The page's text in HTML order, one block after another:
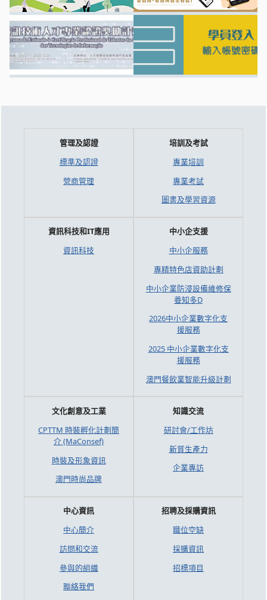
管理及認證
標準及認證
營商管理
培訓及考試
專業培訓
專業考試
圖書及學習資源
資訊科技和IT應用
資訊科技
中小企支援
中小企服務
專精特色店資助計劃
中小企業防浸設備維修保
養知多D
2026中小企業數字化支
援服務
2025 中小企業數字化支
援服務
澳門餐飲業智能升級計劃
文化創意及工業
CPTTM 時裝孵化計劃簡
介 (MaConsef)
時裝及形象資訊
澳門時尚品牌
知識交流
研討會/工作坊
新質生產力
企業專訪
中心資訊
中心簡介
訪問和交流
參與的組織
聯絡我們
招聘及採購資訊
職位空缺
採購資訊
招標項目